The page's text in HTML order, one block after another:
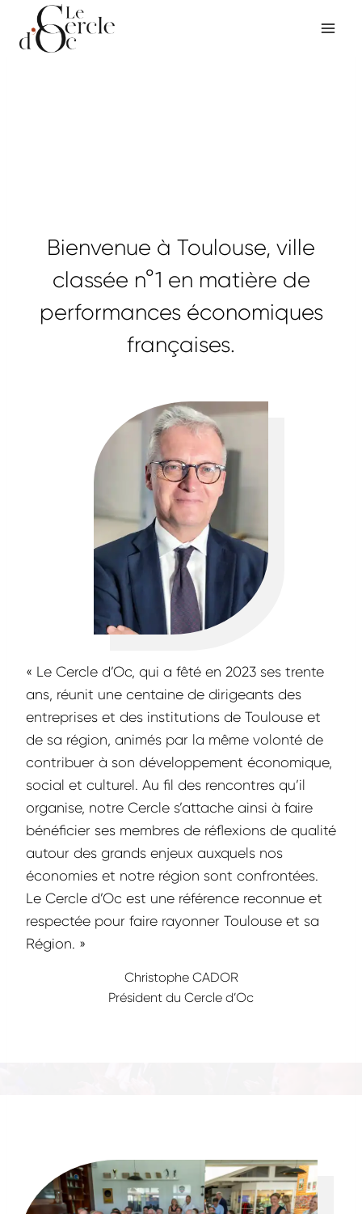
contenu
Bienvenue à Toulouse, ville
classée n°1 en matière de
performances économiques
françaises.
« Le Cercle d’Oc, qui a fêté en 2023 ses trente
ans, réunit une centaine de dirigeants des
entreprises et des institutions de Toulouse et
de sa région, animés par la même volonté de
contribuer à son développement économique,
social et culturel. Au fil des rencontres qu’il
organise, notre Cercle s’attache ainsi à faire
bénéficier ses membres de réflexions de qualité
autour des grands enjeux auxquels nos
économies et notre région sont confrontées.
Le Cercle d’Oc est une référence reconnue et
respectée pour faire rayonner Toulouse et sa
Région. »
Christophe CADOR
Président du Cercle d’Oc